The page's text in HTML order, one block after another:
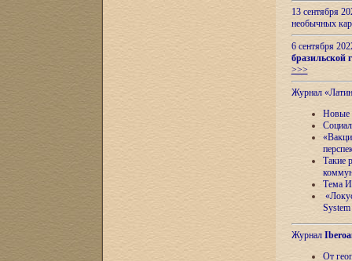
13 сентября
необычных
6 сентября
бразильской
>>>
Журнал
Новые
Такие
Тема
Журнал
От